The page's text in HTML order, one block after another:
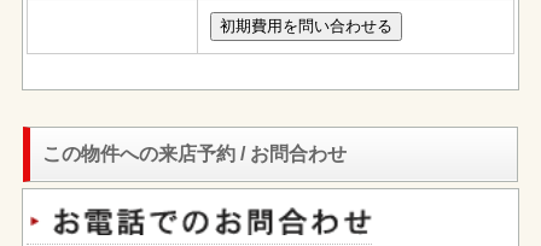
この物件への来店予約 / お問合わせ